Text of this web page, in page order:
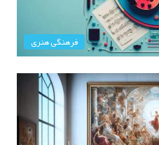
فرهنگی هنری